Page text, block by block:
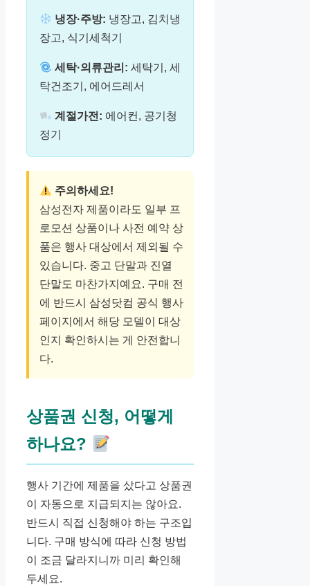
냉장·주방: 냉장고, 김치냉
장고, 식기세척기
세탁·의류관리: 세탁기, 세
탁건조기, 에어드레서
계절가전: 에어컨, 공기청
정기
주의하세요!
삼성전자 제품이라도 일부 프
로모션 상품이나 사전 예약 상
품은 행사 대상에서 제외될 수
있습니다. 중고 단말과 진열
단말도 마찬가지예요. 구매 전
에 반드시 삼성닷컴 공식 행사
페이지에서 해당 모델이 대상
인지 확인하시는 게 안전합니
다.
상품권 신청, 어떻게
하나요?
행사 기간에 제품을 샀다고 상품권
이 자동으로 지급되지는 않아요.
반드시 직접 신청해야 하는 구조입
니다. 구매 방식에 따라 신청 방법
이 조금 달라지니까 미리 확인해
두세요.